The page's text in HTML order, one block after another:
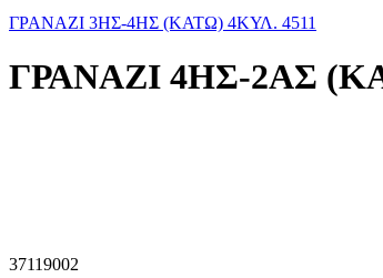
ΓΡΑΝΑΖΙ 3ΗΣ-4ΗΣ (ΚΑΤΩ) 4ΚΥΛ. 4511
ΓΡΑΝΑΖΙ 4ΗΣ-2ΑΣ
37119002